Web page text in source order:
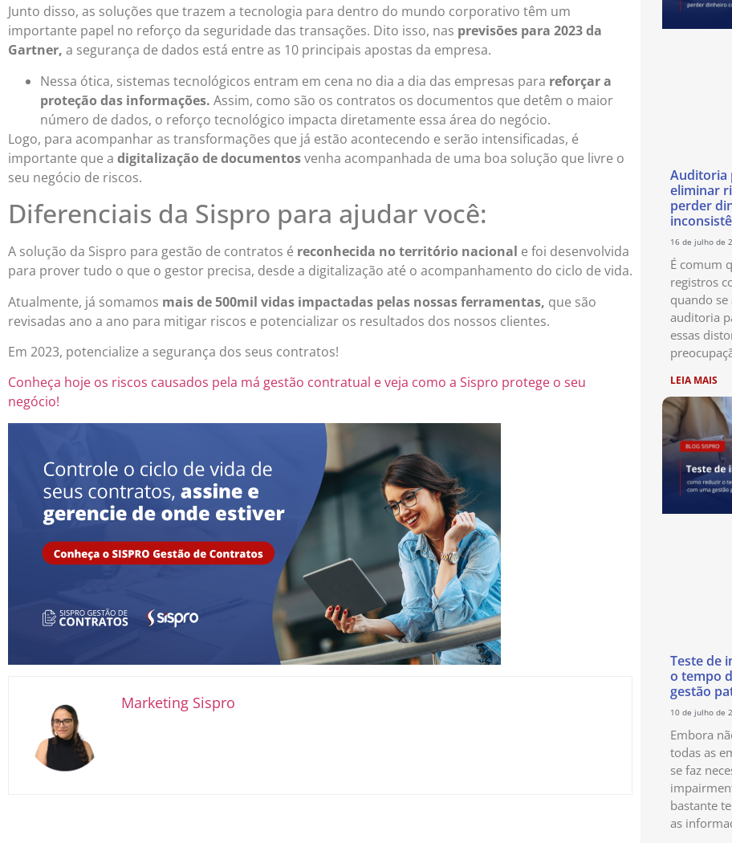
Junto disso, as soluções que trazem a tecnologia para dentro do mundo corporativo têm um
importante papel no reforço da seguridade das transações. Dito isso, nas previsões para 2023 da
Gartner, a segurança de dados está entre as 10 principais apostas da empresa.
Nessa ótica, sistemas tecnológicos entram em cena no dia a dia das empresas para reforçar a
proteção das informações. Assim, como são os contratos os documentos que detêm o maior
número de dados, o reforço tecnológico impacta diretamente essa área do negócio.
Logo, para acompanhar as transformações que já estão acontecendo e serão intensificadas, é
importante que a digitalização de documentosvenha acompanhada de uma boa solução que livre o
seu negócio de riscos.
Diferenciais da Sispro para ajudar você:
A solução da Sispro para gestão de contratos é reconhecida no território nacional e foi desenvolvida
para prover tudo o que o gestor precisa, desde a digitalização até o acompanhamento do ciclo de vida.
Atualmente, já somamos mais de 500mil vidas impactadas pelas nossas ferramentas, que são
revisadas ano a ano para mitigar riscos e potencializar os resultados dos nossos clientes.
Em 2023, potencialize a segurança dos seus contratos!
Conheça hoje os riscos causados pela má gestão contratual e veja como a Sispro protege o seu
negócio!
Marketing Sispro
Auditoria
eliminar
perder
16 de julho de
É comum
registros
quando
auditoria
essas
LEIA MAIS
Teste de
o tempo
gestão
10 de julho de
Embora
todas as
se faz
bastante
as